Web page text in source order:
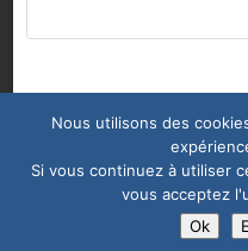
Mentions légales &
Conditions
Nous utilisons des
Si vous continuez à utiliser
vous acceptez
Ok